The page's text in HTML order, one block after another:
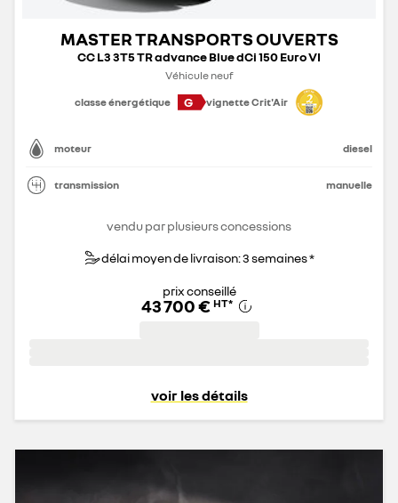
MASTER TRANSPORTS OUVERTS
CC L3 3T5 TR advance Blue dCi 150 Euro VI
Véhicule neuf
classe énergétique
G vignette Crit'Air
moteur diesel
transmission manuelle
vendu par plusieurs concessions
délai moyen de livraison: 3 semaines *
prix conseillé
43 700 € HT*
voir les détails